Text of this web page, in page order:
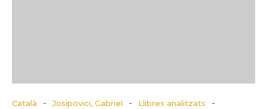
Català - Josipovici, Gabriel - Llibres analitzats -